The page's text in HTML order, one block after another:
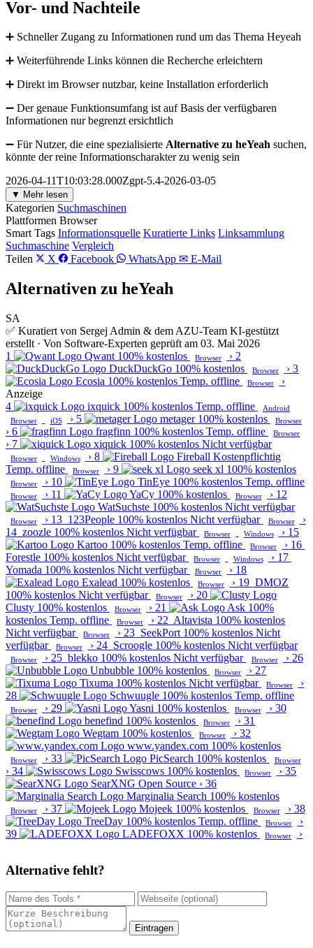
Vor- und Nachteile
➕ Schneller Zugang zu Informationen rund um das Thema Heyeah
➕ Weiterführende Links können die Recherche erleichtern
➕ Direkt im Browser nutzbar, keine Installation erforderlich
➖ Der genaue Funktionsumfang ist auf Basis der verfügbaren
Informationen nur begrenzt ersichtlich
➖ Für Nutzer, die eine spezialisierte Alternative zu heYeah suchen,
könnte der reine Informationscharakter zu wenig sein
2026-04-11T10:03:28.000Zgpt-5.4-2026-03-05
▼ Mehr lesen
Kategorien Suchmaschinen
Plattformen Browser
Smart Tags Informationsquelle Kuratierte Links Linksammlung
Suchmaschine Vergleich
Teilen
X Facebook WhatsApp ✉ E-Mail
Alternativen zu heYeah
SA
✅ Kuratiert von Sergej Admin & dem AZU-Team KI-gestützt
erstellt · Von Software-Experten geprüft am 03. Mai 2026
1
Qwant 100% kostenlos Browser › 2
DuckDuckGo 100% kostenlos Browser › 3
Ecosia 100% kostenlos Temp. offline Browser
›
Anzeige
4
ixquick 100% kostenlos Temp. offline
Android
Browser
iOS › 5 metager 100% kostenlos Browser
› 6 fragfinn 100% kostenlos Temp. offline Browser
› 7 xiquick 100% kostenlos Nicht verfügbar
Browser Windows › 8 Fireball Kostenpflichtig
Temp. offline
Browser › 9 seek xl 100% kostenlos
Browser › 10 TinEye 100% kostenlosTemp. offline
Browser › 11 YaCy 100% kostenlos Browser › 12
WatSuchste 100% kostenlos Nicht verfügbar
Browser › 13 123People 100% kostenlosNicht verfügbar Browser
›
14 zoozle 100% kostenlos Nicht verfügbar Browser Windows › 15
Kartoo 100% kostenlos Temp. offline Browser › 16
Forestle 100% kostenlos Nicht verfügbar Browser Windows › 17
Yomada 100% kostenlos Nicht verfügbar Browser › 18
Exalead 100% kostenlos Browser › 19 DMOZ
100% kostenlos Nicht verfügbar Browser › 20
Clusty 100% kostenlos Browser › 21 Ask 100%
kostenlos Temp. offline Browser › 22 Altavista 100% kostenlos
Nicht verfügbar
Browser › 23 SeekPort 100% kostenlosNicht
verfügbar
Browser › 24 Scroogle 100% kostenlosNicht verfügbar
Browser › 25 blekko 100% kostenlosNicht verfügbar Browser › 26
Unbubble 100% kostenlos Browser › 27
Tixuma 100% kostenlos Nicht verfügbar Browser
›
28
Schwuugle 100% kostenlos Temp. offline
Browser › 29 Yasni 100% kostenlos Browser › 30
benefind 100% kostenlos Browser › 31
Wegtam 100% kostenlos Browser › 32
www.yandex.com 100% kostenlos
Browser › 33 PicSearch 100% kostenlos Browser
› 34 Swisscows 100% kostenlos Browser › 35
SearXNG Open Source › 36
Marginalia Search 100% kostenlos
Browser › 37 Mojeek 100% kostenlos Browser › 38
TreeDay 100% kostenlos Temp. offline Browser
›
39
LADEFOXX 100% kostenlos Browser ›
Alternative fehlt?
Eintragen